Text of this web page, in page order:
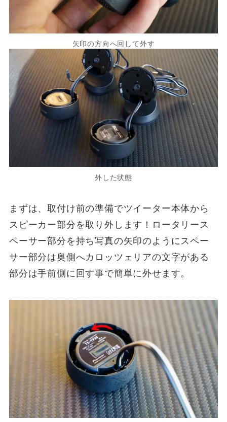
矢印の方向へ回して外す
外した状態
まずは、取付け前の準備でツイーター本体から
スピーカー部分を取り外します！ロータリース
ペーサー部分を持ち写真の矢印のようにスペー
サー部分は奥側へカロッツェリアの文字がある
部分は手前側に回す事で簡単に外せます。